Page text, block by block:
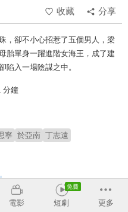
收藏
分享
，卻不小心招惹了五個男人，梁
胎單身一躍進階女海王，成了建
陷入一場陰謀之中。
分鐘
寧 於亞南 丁志遠
電影 短劇 更多